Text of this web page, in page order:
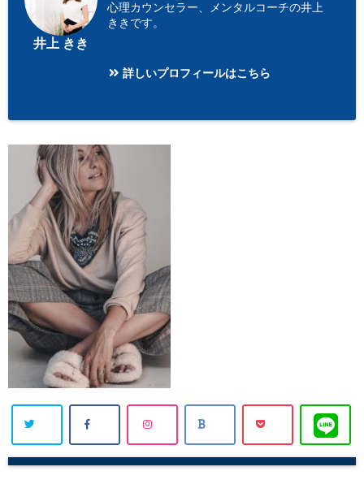
井上 きき
心理カウンセラー、メンタルコーチの井上
ききです。
詳しいプロフィールはこちら